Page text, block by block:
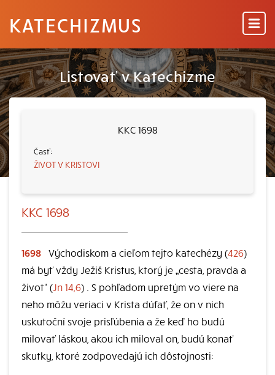
KATECHIZMUS
Listovať v Katechizme
KKC 1698
ŽIVOT V KRISTOVI
KKC 1698
1698 Východiskom a cieľom tejto katechézy (426)
má byť vždy Ježiš Kristus, ktorý je „cesta, pravda a
život“ (Jn 14,6) . S pohľadom upretým vo viere na
neho môžu veriaci v Krista dúfať, že on v nich
uskutoční svoje prisľúbenia a že keď ho budú
milovať láskou, akou ich miloval on, budú konať
skutky, ktoré zodpovedajú ich dôstojnosti: